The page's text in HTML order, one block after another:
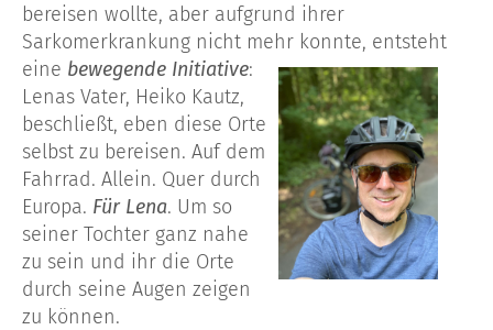
bereisen wollte, aber aufgrund ihrer
Sarkomerkrankung nicht mehr konnte, entsteht
eine bewegende Initiative:
Lenas Vater, Heiko Kautz,
beschließt, eben diese Orte
selbst zu bereisen. Auf dem
Fahrrad. Allein. Quer durch
Europa. Für Lena. Um so
seiner Tochter ganz nahe
zu sein und ihr die Orte
durch seine Augen zeigen
zu können.